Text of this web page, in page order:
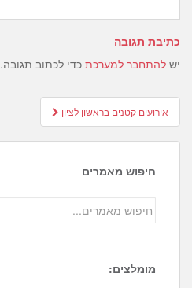
כתיבת תגובה
יש להתחבר למערכת כדי לכתוב תגובה.
Post
navigation
אירועים קטנים בראשון לציון
חיפוש מאמרים
מומלצים: